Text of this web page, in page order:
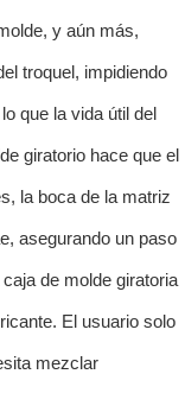
y aún más,
troquel, impidiendo
que la vida útil del
giratorio hace que el
la boca de la matriz
asegurando un paso
de molde giratoria
El usuario solo
mezclar